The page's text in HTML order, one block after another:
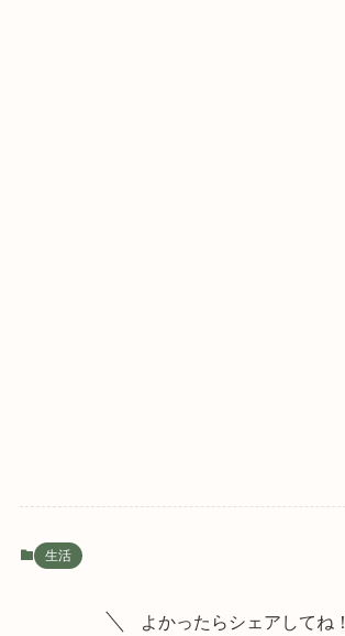
生活
よかったらシェアしてね！